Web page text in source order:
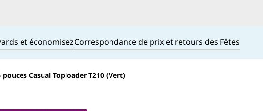
et économisezCorrespondance de prix et retours des Fêtes
Casual Toploader T210 (Vert)